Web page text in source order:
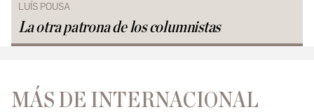
LUÍS POUSA
La otra patrona de los columnistas
MÁS DE INTERNACIONAL